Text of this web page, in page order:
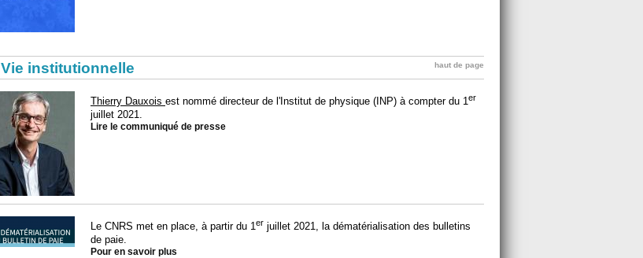
Vie institutionnelle haut de page
Thierry Dauxois est nommé directeur de l'Institut de physique (INP) à compter du 1er
juillet 2021.
Lire le communiqué de presse
Le CNRS met en place, à partir du 1er juillet 2021, la dématérialisation des bulletins
de paie.
Pour en savoir plus